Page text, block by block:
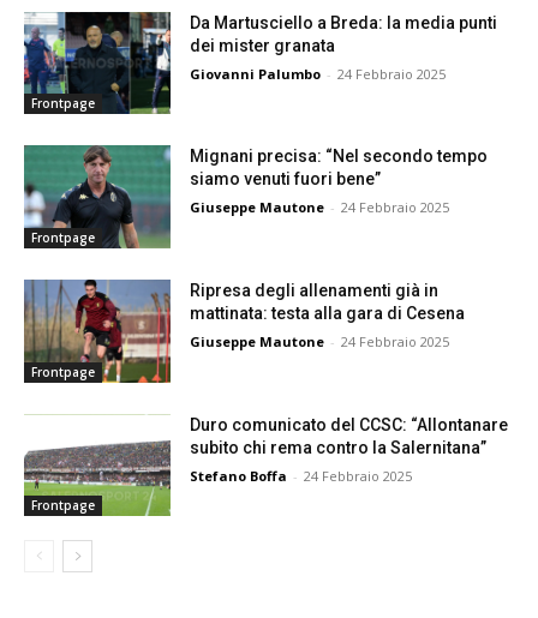
Frontpage
Da Martusciello a Breda: la media punti
dei mister granata
Giovanni Palumbo - 24 Febbraio 2025
Frontpage
Mignani precisa: “Nel secondo tempo
siamo venuti fuori bene”
Giuseppe Mautone - 24 Febbraio 2025
Frontpage
Ripresa degli allenamenti già in
mattinata: testa alla gara di Cesena
Giuseppe Mautone - 24 Febbraio 2025
Frontpage
Duro comunicato del CCSC: “Allontanare
subito chi rema contro la Salernitana”
Stefano Boffa - 24 Febbraio 2025